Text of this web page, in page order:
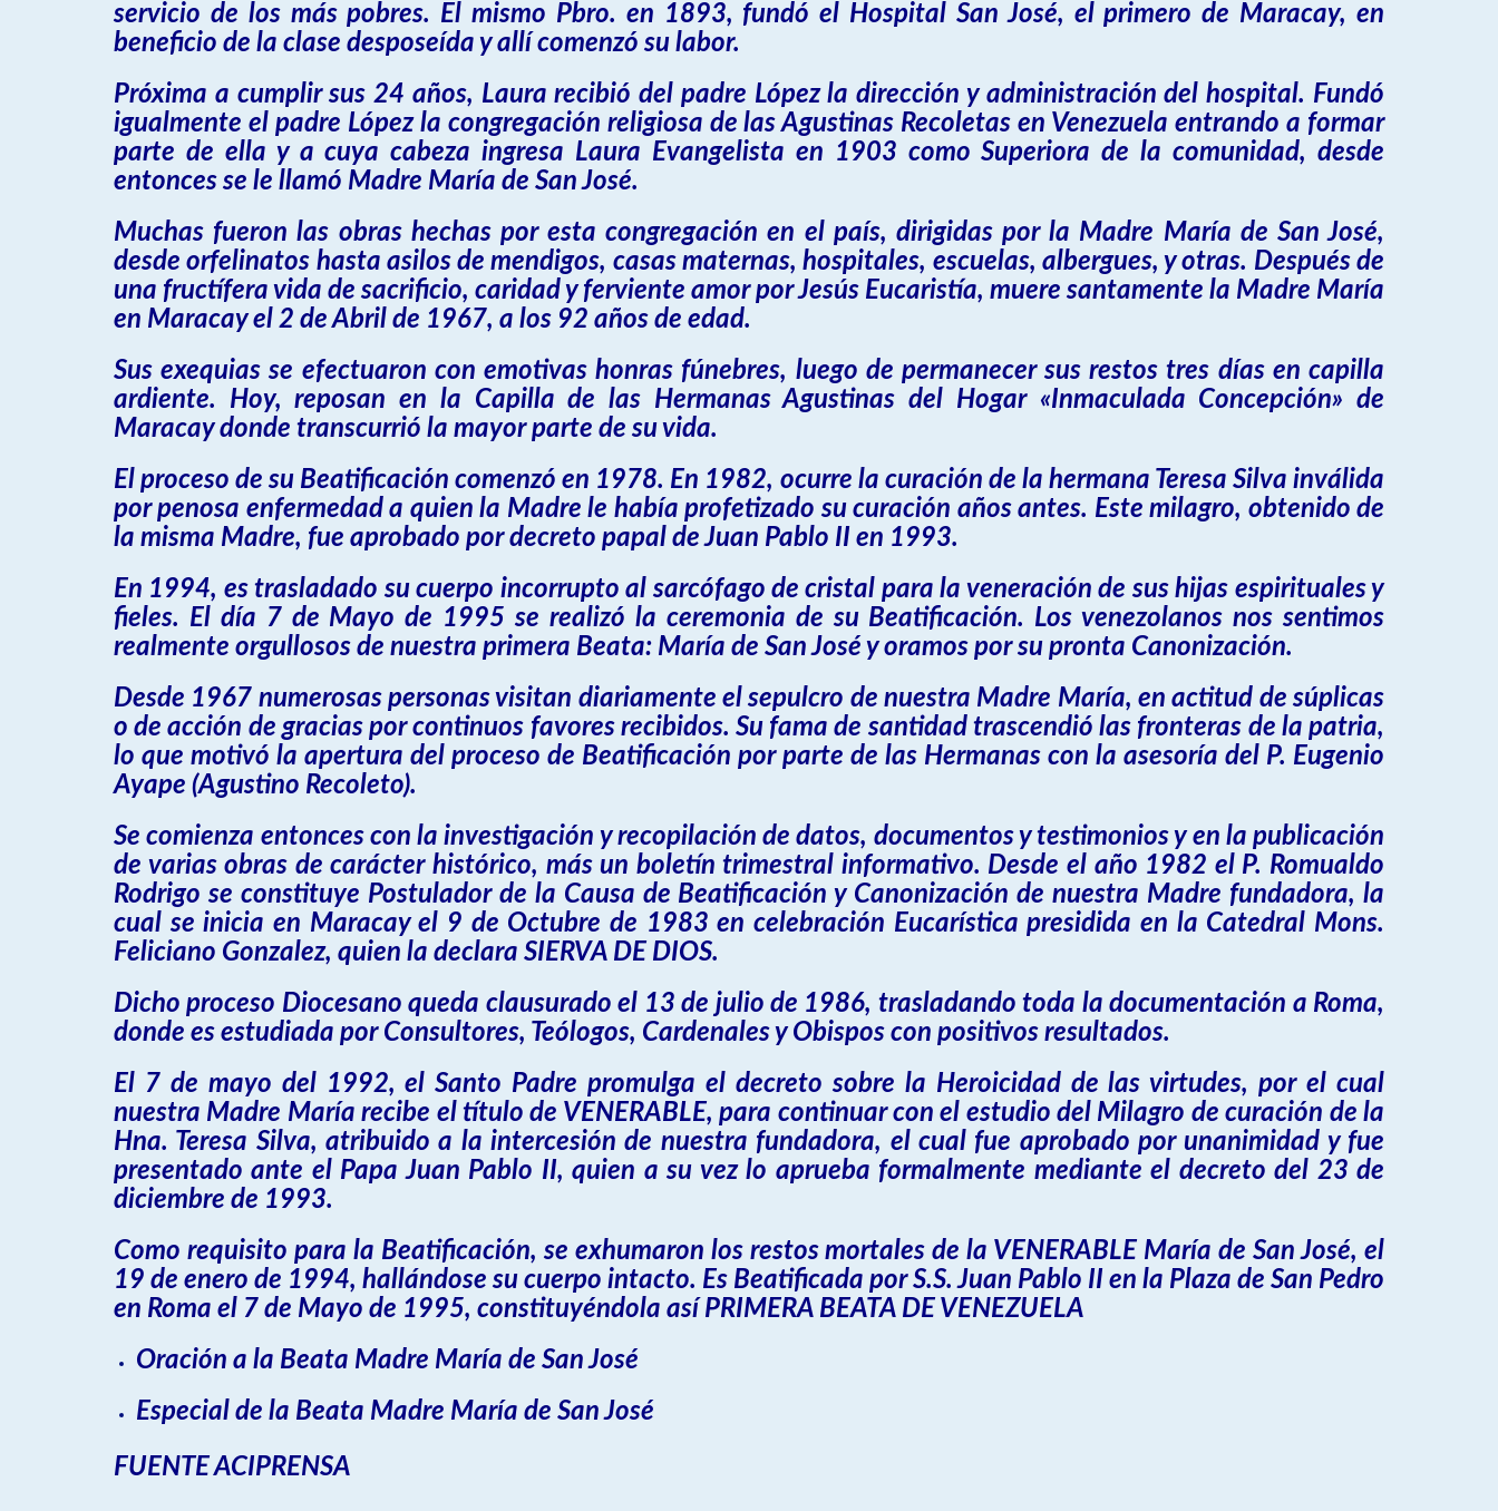
servicio de los más pobres. El mismo Pbro. en 1893, fundó el Hospital San José, el primero de Maracay, en
beneficio de la clase desposeída y allí comenzó su labor.
Próxima a cumplir sus 24 años, Laura recibió del padre López la dirección y administración del hospital. Fundó
igualmente el padre López la congregación religiosa de las Agustinas Recoletas en Venezuela entrando a formar
parte de ella y a cuya cabeza ingresa Laura Evangelista en 1903 como Superiora de la comunidad, desde
entonces se le llamó Madre María de San José.
Muchas fueron las obras hechas por esta congregación en el país, dirigidas por la Madre María de San José,
desde orfelinatos hasta asilos de mendigos, casas maternas, hospitales, escuelas, albergues, y otras. Después de
una fructífera vida de sacrificio, caridad y ferviente amor por Jesús Eucaristía, muere santamente la Madre María
en Maracay el 2 de Abril de 1967, a los 92 años de edad.
Sus exequias se efectuaron con emotivas honras fúnebres, luego de permanecer sus restos tres días en capilla
ardiente. Hoy, reposan en la Capilla de las Hermanas Agustinas del Hogar «Inmaculada Concepción» de
Maracay donde transcurrió la mayor parte de su vida.
El proceso de su Beatificación comenzó en 1978. En 1982, ocurre la curación de la hermana Teresa Silva inválida
por penosa enfermedad a quien la Madre le había profetizado su curación años antes. Este milagro, obtenido de
la misma Madre, fue aprobado por decreto papal de Juan Pablo II en 1993.
En 1994, es trasladado su cuerpo incorrupto al sarcófago de cristal para la veneración de sus hijas espirituales y
fieles. El día 7 de Mayo de 1995 se realizó la ceremonia de su Beatificación. Los venezolanos nos sentimos
realmente orgullosos de nuestra primera Beata: María de San José y oramos por su pronta Canonización.
Desde 1967 numerosas personas visitan diariamente el sepulcro de nuestra Madre María, en actitud de súplicas
o de acción de gracias por continuos favores recibidos. Su fama de santidad trascendió las fronteras de la patria,
lo que motivó la apertura del proceso de Beatificación por parte de las Hermanas con la asesoría del P. Eugenio
Ayape (Agustino Recoleto).
Se comienza entonces con la investigación y recopilación de datos, documentos y testimonios y en la publicación
de varias obras de carácter histórico, más un boletín trimestral informativo. Desde el año 1982 el P. Romualdo
Rodrigo se constituye Postulador de la Causa de Beatificación y Canonización de nuestra Madre fundadora, la
cual se inicia en Maracay el 9 de Octubre de 1983 en celebración Eucarística presidida en la Catedral Mons.
Feliciano Gonzalez, quien la declara SIERVA DE DIOS.
Dicho proceso Diocesano queda clausurado el 13 de julio de 1986, trasladando toda la documentación a Roma,
donde es estudiada por Consultores, Teólogos, Cardenales y Obispos con positivos resultados.
El 7 de mayo del 1992, el Santo Padre promulga el decreto sobre la Heroicidad de las virtudes, por el cual
nuestra Madre María recibe el título de VENERABLE, para continuar con el estudio del Milagro de curación de la
Hna. Teresa Silva, atribuido a la intercesión de nuestra fundadora, el cual fue aprobado por unanimidad y fue
presentado ante el Papa Juan Pablo II, quien a su vez lo aprueba formalmente mediante el decreto del 23 de
diciembre de 1993.
Como requisito para la Beatificación, se exhumaron los restos mortales de la VENERABLE María de San José, el
19 de enero de 1994, hallándose su cuerpo intacto. Es Beatificada por S.S. Juan Pablo II en la Plaza de San Pedro
en Roma el 7 de Mayo de 1995, constituyéndola así PRIMERA BEATA DE VENEZUELA
Oración a la Beata Madre María de San José
Especial de la Beata Madre María de San José
FUENTE ACIPRENSA